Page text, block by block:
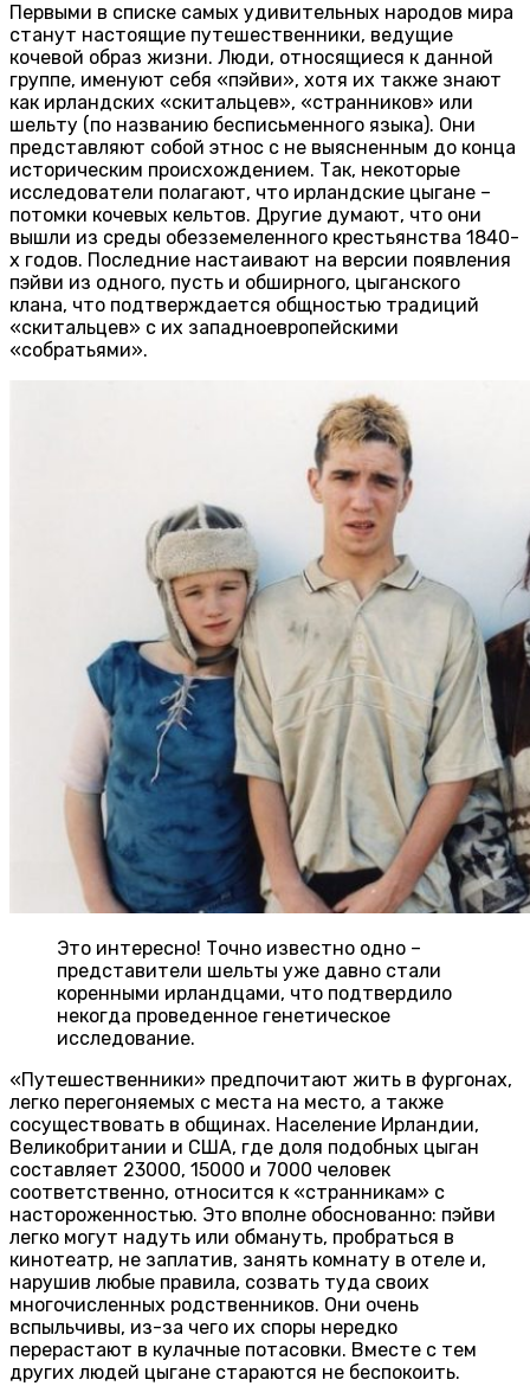
Первыми в списке самых удивительных народов мира
станут настоящие путешественники, ведущие
кочевой образ жизни. Люди, относящиеся к данной
группе, именуют себя «пэйви», хотя их также знают
как ирландских «скитальцев», «странников» или
шельту (по названию бесписьменного языка). Они
представляют собой этнос с не выясненным до конца
историческим происхождением. Так, некоторые
исследователи полагают, что ирландские цыгане –
потомки кочевых кельтов. Другие думают, что они
вышли из среды обезземеленного крестьянства 1840-
х годов. Последние настаивают на версии появления
пэйви из одного, пусть и обширного, цыганского
клана, что подтверждается общностью традиций
«скитальцев» с их западноевропейскими
«собратьями».
Это интересно! Точно известно одно –
представители шельты уже давно стали
коренными ирландцами, что подтвердило
некогда проведенное генетическое
исследование.
«Путешественники» предпочитают жить в фургонах,
легко перегоняемых с места на место, а также
сосуществовать в общинах. Население Ирландии,
Великобритании и США, где доля подобных цыган
составляет 23000, 15000 и 7000 человек
соответственно, относится к «странникам» с
настороженностью. Это вполне обоснованно: пэйви
легко могут надуть или обмануть, пробраться в
кинотеатр, не заплатив, занять комнату в отеле и,
нарушив любые правила, созвать туда своих
многочисленных родственников. Они очень
вспыльчивы, из-за чего их споры нередко
перерастают в кулачные потасовки. Вместе с тем
других людей цыгане стараются не беспокоить.